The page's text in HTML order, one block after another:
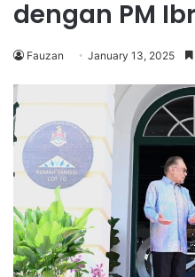
dengan PM
Fauzan January 13, 2025